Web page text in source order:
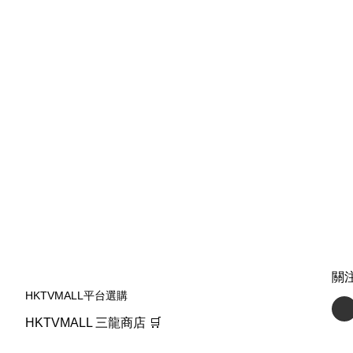
HKTVMALL平台選購
HKTVMALL 三龍商店 🛒
關